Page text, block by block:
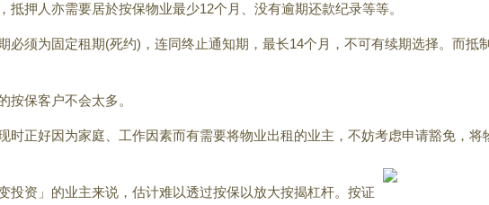
押人亦需要居於按保物业最少12个月、没有逾期还款纪录等等。
必须为固定租期(死约)，连同终止通知期，最长14个月，不可有续期选择。而
按保客户不会太多。
时正好因为家庭、工作因素而有需要将物业出租的业主，不妨考虑申请豁免，
投资」的业主来说，估计难以透过按保以放大按揭杠杆。按证